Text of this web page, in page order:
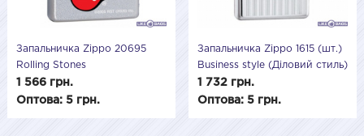
Запальничка Zippo 20695
Rolling Stones
1 566 грн.
Оптова: 5 грн.
Запальничка Zippo 1615 (шт.)
Business style (Діловий стиль)
1 732 грн.
Оптова: 5 грн.